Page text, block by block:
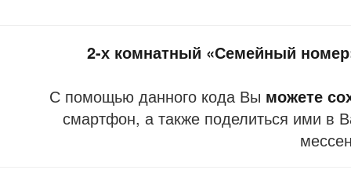
2-х комнатный «Семейный
С помощью данного кода Вы можете
смартфон, а также поделиться ими в